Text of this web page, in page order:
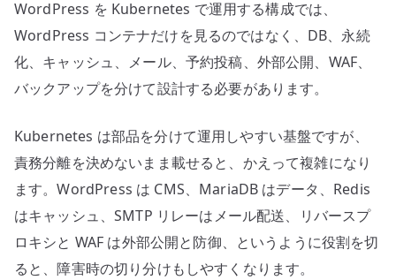
WordPress を Kubernetes で運用する構成では、
WordPress コンテナだけを見るのではなく、DB、永続
化、キャッシュ、メール、予約投稿、外部公開、WAF、
バックアップを分けて設計する必要があります。
Kubernetes は部品を分けて運用しやすい基盤ですが、
責務分離を決めないまま載せると、かえって複雑になり
ます。WordPress は CMS、MariaDB はデータ、Redis
はキャッシュ、SMTP リレーはメール配送、リバースプ
ロキシと WAF は外部公開と防御、というように役割を切
ると、障害時の切り分けもしやすくなります。